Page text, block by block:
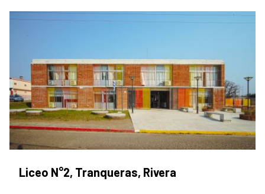
Liceo N°2, Tranqueras, Rivera